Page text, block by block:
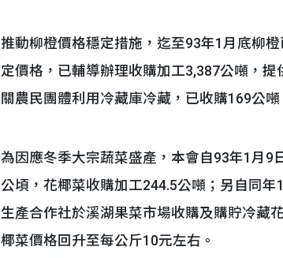
推動柳橙價格穩定措施，迄至93年1月底柳
定價格，已輔導辦理收購加工3,387公噸，
關農民團體利用冷藏庫冷藏，已收購169公噸
為因應冬季大宗蔬菜盛產，本會自93年1月9
公頃，花椰菜收購加工244.5公噸；另自同
生產合作社於溪湖果菜市場收購及購貯冷藏
椰菜價格回升至每公斤10元左右。